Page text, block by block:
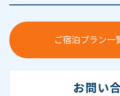
ご宿泊プラン一
お問い